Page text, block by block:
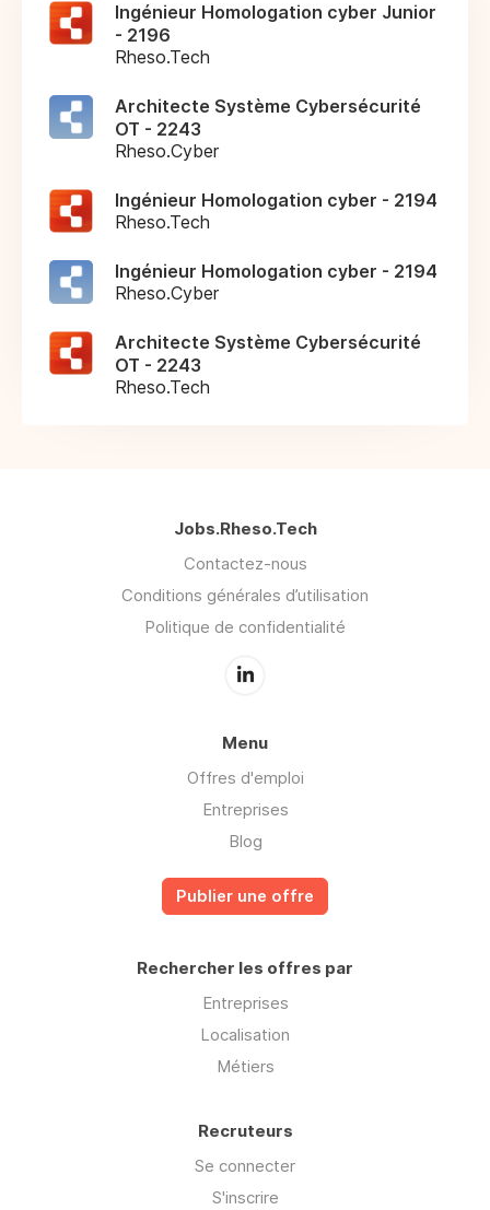
Ingénieur Homologation cyber Junior
- 2196
Rheso.Tech
Architecte Système Cybersécurité
OT - 2243
Rheso.Cyber
Ingénieur Homologation cyber - 2194
Rheso.Tech
Ingénieur Homologation cyber - 2194
Rheso.Cyber
Architecte Système Cybersécurité
OT - 2243
Rheso.Tech
Jobs.Rheso.Tech
Contactez-nous
Conditions générales d’utilisation
Politique de confidentialité
Menu
Offres d'emploi
Entreprises
Blog
Publier une offre
Rechercher les offres par
Entreprises
Localisation
Métiers
Recruteurs
Se connecter
S'inscrire